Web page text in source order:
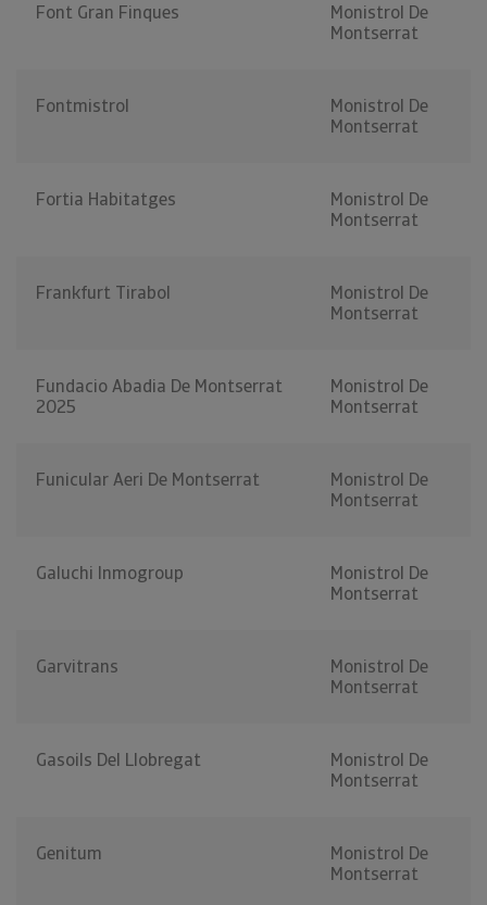
Font Gran Finques
Monistrol De
Montserrat
Fontmistrol
Monistrol De
Montserrat
Fortia Habitatges
Monistrol De
Montserrat
Frankfurt Tirabol
Monistrol De
Montserrat
Fundacio Abadia De Montserrat
2025
Monistrol De
Montserrat
Funicular Aeri De Montserrat
Monistrol De
Montserrat
Galuchi Inmogroup
Monistrol De
Montserrat
Garvitrans
Monistrol De
Montserrat
Gasoils Del Llobregat
Monistrol De
Montserrat
Genitum
Monistrol De
Montserrat